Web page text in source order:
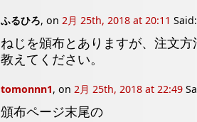
ふるひろ, on 2月 25th, 2018 at 20:11 Said:
ねじを頒布とありますが、注文
教えてください。
tomonnn1, on 2月 25th, 2018 at 22:49
頒布ページ末尾の